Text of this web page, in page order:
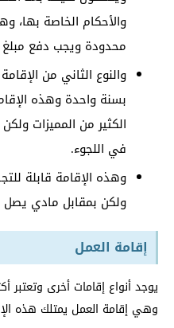
والأحكام الخاصة بها،
محدودة ويجب دفع مبلغ يصل
والنوع الثاني من
بسنة واحدة وهذه
الكثير من المميزات
في اللجوء.
وهذه الإقامة قابلة
ولكن بمقابل مادي يصل إلى 100 ألف ريال
إقامة العمل
يوجد أنواع إقامات أخرى وتعتبر
وهي إقامة العمل يمتلك هذه